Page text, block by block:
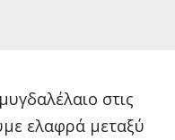
στις
ελαφρά μεταξύ